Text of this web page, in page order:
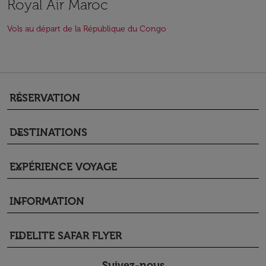
Royal Air Maroc
Vols au départ de la République du Congo
RÉSERVATION
keyboard_arrow_down
DESTINATIONS
keyboard_arrow_down
EXPÉRIENCE VOYAGE
keyboard_arrow_down
INFORMATION
keyboard_arrow_down
FIDELITE SAFAR FLYER
keyboard_arrow_down